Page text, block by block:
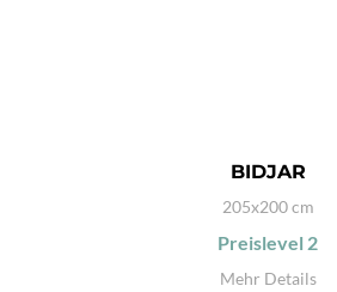
BIDJAR
205x200 cm
Preislevel 2
Mehr Details